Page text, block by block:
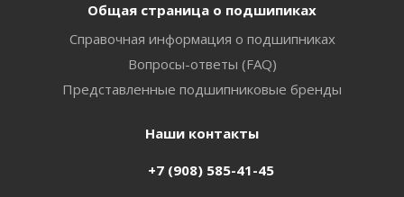
Общая страница о подшипиках
Справочная информация о подшипниках
Вопросы-ответы (FAQ)
Представленные подшипниковые бренды
Наши контакты
+7 (908) 585-41-45